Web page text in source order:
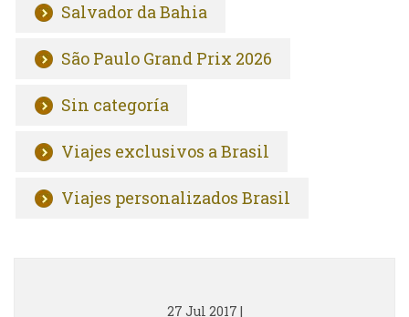
Salvador da Bahia
São Paulo Grand Prix 2026
Sin categoría
Viajes exclusivos a Brasil
Viajes personalizados Brasil
27 Jul 2017 |